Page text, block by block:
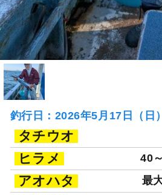
釣行日：2026年5月17日（日
タチウオ
ヒラメ
40
アオハタ 最